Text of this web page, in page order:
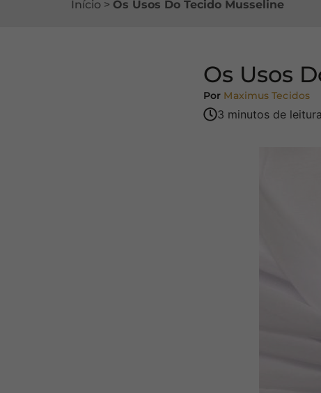
Início > Os Usos Do Tecido Musseline
Os Usos
Por Maximus Tecidos